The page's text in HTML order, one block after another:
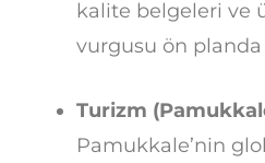
kalite belgeleri ve
vurgusu ön planda
Turizm
Pamukkale’nin